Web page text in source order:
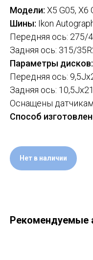
Модели: X5 G05, X6
Шины: Ikon
Передняя ось: 275/
Задняя ось: 315/
Параметры дисков:
Передняя ось:
Задняя ось:
Оснащены
Способ
Нет в наличии
Рекомендуемые